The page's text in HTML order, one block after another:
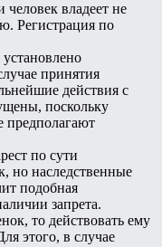
человек владеет не
Регистрация по
принятия
действия с
поскольку
предполагают
по сути
но наследственные
подобная
запрета.
то действовать ему
этого, в случае